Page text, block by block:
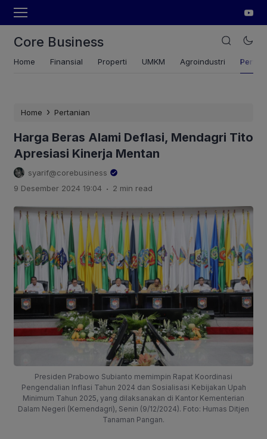
Core Business
Home Finansial Properti UMKM Agroindustri
Home › Pertanian
Harga Beras Alami Deflasi, Mendagri Tito
Apresiasi Kinerja Mentan
syarif@corebusiness
9 Desember 2024 19:04 . 2 min read
Presiden Prabowo Subianto memimpin Rapat Koordinasi
Pengendalian Inflasi Tahun 2024 dan Sosialisasi Kebijakan Upah
Minimum Tahun 2025, yang dilaksanakan di Kantor Kementerian
Dalam Negeri (Kemendagri), Senin (9/12/2024). Foto: Humas Ditjen
Tanaman Pangan.